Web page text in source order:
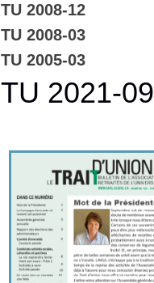
TU 2008-12
TU 2008-03
TU 2005-03
TU 2021-09